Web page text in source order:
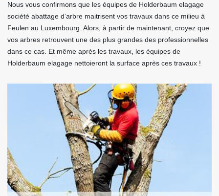
Nous vous confirmons que les équipes de Holderbaum elagage
société abattage d’arbre maitrisent vos travaux dans ce milieu à
Feulen au Luxembourg. Alors, à partir de maintenant, croyez que
vos arbres retrouvent une des plus grandes des professionnelles
dans ce cas. Et même après les travaux, les équipes de
Holderbaum elagage nettoieront la surface après ces travaux !